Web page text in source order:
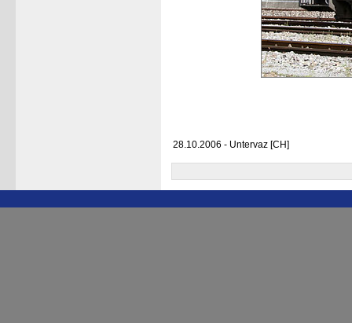
28.10.2006 - Untervaz [CH]